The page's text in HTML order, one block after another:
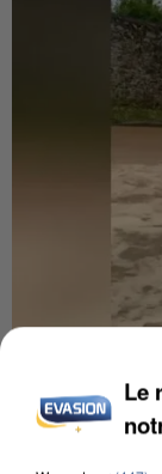
UNE
COULÉE DE
Le